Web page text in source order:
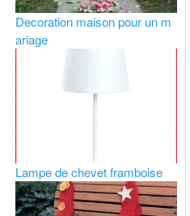
Decoration maison pour un m
ariage
Lampe de chevet framboise